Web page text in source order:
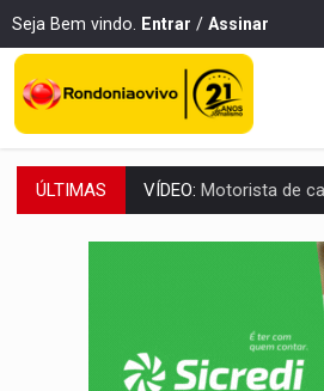
Seja Bem vindo. Entrar / Assinar
ÚLTIMAS LAZER:Seis lugares
VÍDEO:FTICCO e Força Tática
Prefeitura
Exército testa
TEMAS